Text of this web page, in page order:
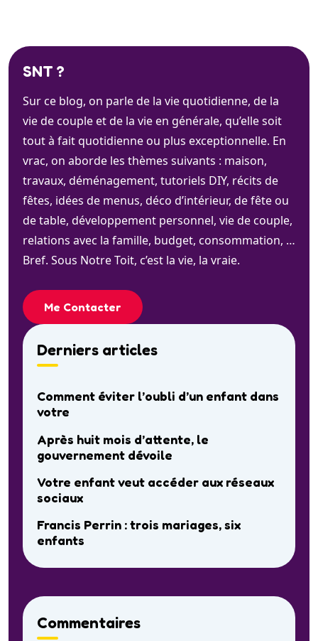
SNT ?
Sur ce blog, on parle de la vie quotidienne, de la
vie de couple et de la vie en générale, qu’elle soit
tout à fait quotidienne ou plus exceptionnelle. En
vrac, on aborde les thèmes suivants : maison,
travaux, déménagement, tutoriels DIY, récits de
fêtes, idées de menus, déco d’intérieur, de fête ou
de table, développement personnel, vie de couple,
relations avec la famille, budget, consommation, …
Bref. Sous Notre Toit, c’est la vie, la vraie.
Me Contacter
Derniers articles
Comment éviter l’oubli d’un enfant dans
votre
Après huit mois d’attente, le
gouvernement dévoile
Votre enfant veut accéder aux réseaux
sociaux
Francis Perrin : trois mariages, six
enfants
Commentaires